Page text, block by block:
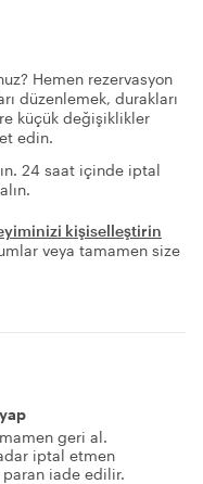
Hemen rezervasyon
düzenlemek, durakları
küçük değişiklikler
edin.
24 saat içinde iptal
kişiselleştirin
veya tamamen size
geri al.
iptal etmen
iade edilir.